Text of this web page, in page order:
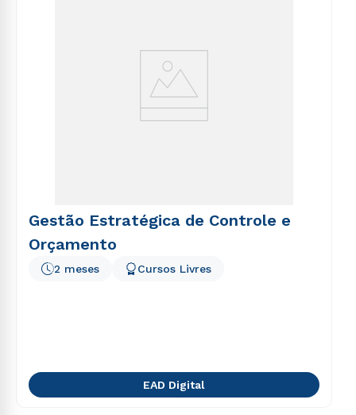
Gestão Estratégica de Controle e
Orçamento
2 meses Cursos Livres
EAD Digital